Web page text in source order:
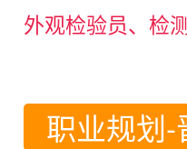
外观检验员、检
职业规划-